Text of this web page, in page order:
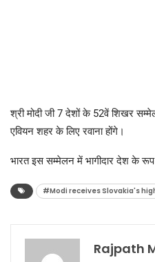
श्री मोदी जी 7 देशों के 52वें शिखर
एवियन शहर के लिए रवाना होंगे।
भारत इस सम्मेलन में भागीदार देश के रूप
#Modi receives Slovakia's
Rajpath